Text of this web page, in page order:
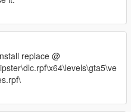
replace @